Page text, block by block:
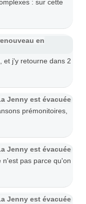
: sur cette
en
et j'y retourne dans 2
Jenny est évacuée
prémonitoires,
Jenny est évacuée
n'est pas parce qu'on
Jenny est évacuée